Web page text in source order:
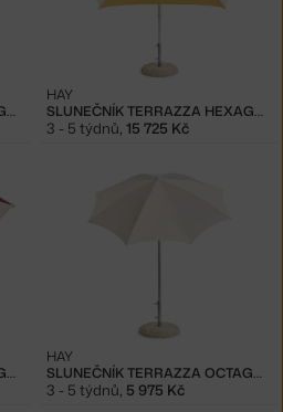
SLUNEČNÍK TERRAZZA HEXAGON, GREY SLUNEČNÍK TERRAZZA HEXAGON, OCHRE
HAY
3 - 5 týdnů, 15 725 Kč
SLUNEČNÍK TERRAZZA HEXAGON, BURGUNDY SLUNEČNÍK TERRAZZA OCTAGON, GREY
HAY
3 - 5 týdnů, 5 975 Kč